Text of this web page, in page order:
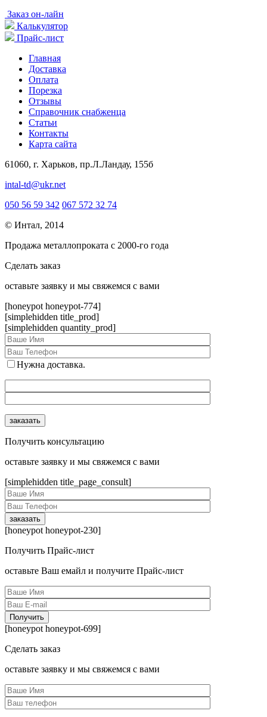
Заказ он-лайн
Калькулятор
Прайс-лист
Главная
Доставка
Оплата
Порезка
Отзывы
Справочник снабженца
Статьи
Контакты
Карта сайта
61060, г. Харьков, пр.Л.Ландау, 155б
intal-td@ukr.net
050 56 59 342 067 572 32 74
© Интал, 2014
Продажа металлопроката с 2000-го года
Сделать заказ
оcтавьте заявку и мы свяжемся с вами
[honeypot honeypot-774]
[simplehidden title_prod]
[simplehidden quantity_prod]
Нужна доставка.
Получить консультацию
оcтавьте заявку и мы свяжемся с вами
[simplehidden title_page_consult]
[honeypot honeypot-230]
Получить Прайс-лист
оcтавьте Ваш емайл и получите Прайс-лист
[honeypot honeypot-699]
Сделать заказ
оcтавьте заявку и мы свяжемся с вами